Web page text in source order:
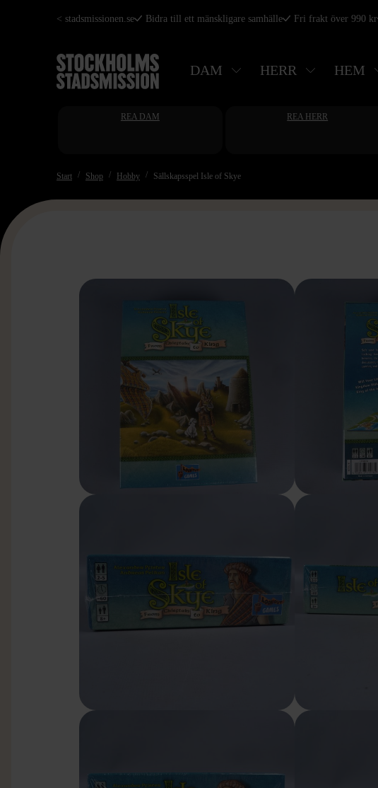
Hoppa
huvudinnehåll
< stadsmissionen.se Bidra till ett mänskligare samhälle Fri frakt över 990 kr
DAM HERR HEM
REA DAM REA HERR
Start Shop Hobby Sällskapsspel Isle of Skye